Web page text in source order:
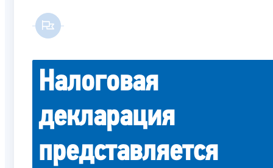
Налоговая
декларация
представляется